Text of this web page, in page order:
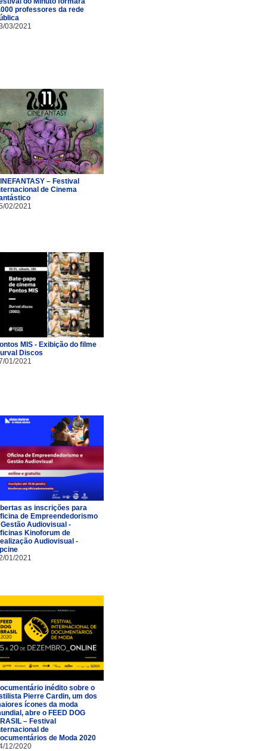
professores da rede
03/2021
– Festival
de Cinema
02/2021
MIS - Exibição do filme
Discos
01/2021
as inscrições para
de Empreendedorismo
Audiovisual -
Kinoforum de
Audiovisual -
01/2021
inédito sobre o
Pierre Cardin, um dos
ícones da moda
abre o FEED DOG
– Festival
de
de Moda 2020
12/2020